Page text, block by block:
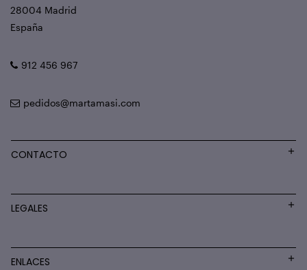
28004 Madrid
España
912 456 967
pedidos@martamasi.com
CONTACTO
LEGALES
ENLACES